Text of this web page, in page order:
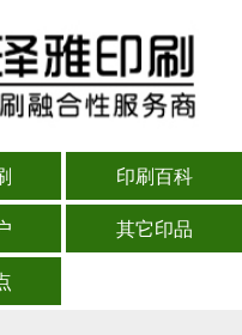
印刷百科
其它印品